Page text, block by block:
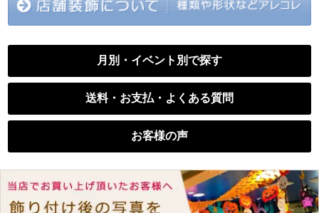
月別・イベント別で探す
送料・お支払・よくある質問
お客様の声